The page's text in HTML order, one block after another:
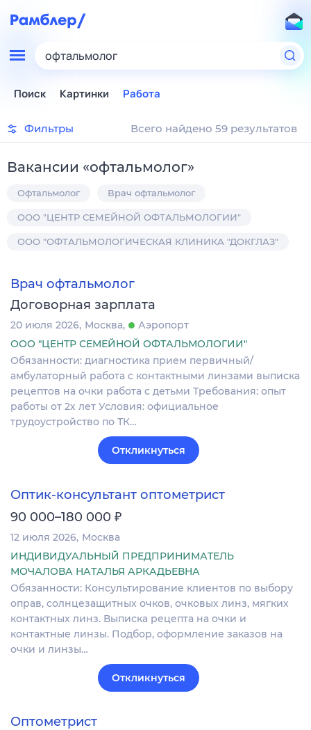
офтальмолог
Поиск Картинки Работа
Фильтры Всего найдено 59 результатов
Вакансии «офтальмолог»
Офтальмолог Врач офтальмолог
ООО "ЦЕНТР СЕМЕЙНОЙ ОФТАЛЬМОЛОГИИ"
ООО "ОФТАЛЬМОЛОГИЧЕСКАЯ КЛИНИКА "ДОКГЛАЗ"
Врач офтальмолог
Договорная зарплата
20 июля 2026 Москва
Аэропорт
ООО "ЦЕНТР СЕМЕЙНОЙ ОФТАЛЬМОЛОГИИ"
Обязанности: диагностика прием первичный/
амбулаторный работа с контактными линзами выписка
рецептов на очки работа с детьми Требования: опыт
работы от 2х лет Условия: официальное
трудоустройство по ТК…
Откликнуться
Оптик-консультант оптометрист
90 000–180 000 ₽
12 июля 2026 Москва
ИНДИВИДУАЛЬНЫЙ ПРЕДПРИНИМАТЕЛЬ
МОЧАЛОВА НАТАЛЬЯ АРКАДЬЕВНА
Обязанности: Консультирование клиентов по выбору
оправ, солнцезащитных очков, очковых линз, мягких
контактных линз. Выписка рецепта на очки и
контактные линзы. Подбор, оформление заказов на
очки и линзы…
Откликнуться
Оптометрист